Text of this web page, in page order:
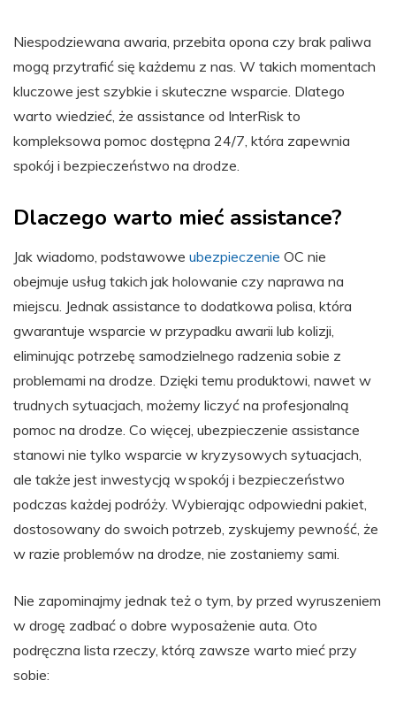
Niespodziewana awaria, przebita opona czy brak paliwa
mogą przytrafić się każdemu z nas. W takich momentach
kluczowe jest szybkie i skuteczne wsparcie. Dlatego
warto wiedzieć, że assistance od InterRisk to
kompleksowa pomoc dostępna 24/7, która zapewnia
spokój i bezpieczeństwo na drodze.
Dlaczego warto mieć assistance?
Jak wiadomo, podstawowe ubezpieczenie OC nie
obejmuje usług takich jak holowanie czy naprawa na
miejscu. Jednak assistance to dodatkowa polisa, która
gwarantuje wsparcie w przypadku awarii lub kolizji,
eliminując potrzebę samodzielnego radzenia sobie z
problemami na drodze. Dzięki temu produktowi, nawet w
trudnych sytuacjach, możemy liczyć na profesjonalną
pomoc na drodze. Co więcej, ubezpieczenie assistance
stanowi nie tylko wsparcie w kryzysowych sytuacjach,
ale także jest inwestycją w spokój i bezpieczeństwo
podczas każdej podróży. Wybierając odpowiedni pakiet,
dostosowany do swoich potrzeb, zyskujemy pewność, że
w razie problemów na drodze, nie zostaniemy sami.
Nie zapominajmy jednak też o tym, by przed wyruszeniem
w drogę zadbać o dobre wyposażenie auta. Oto
podręczna lista rzeczy, którą zawsze warto mieć przy
sobie: